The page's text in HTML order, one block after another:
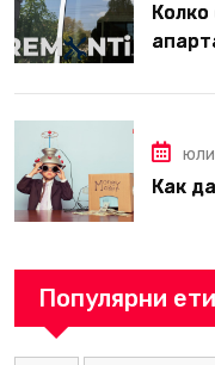
Как
Популярни